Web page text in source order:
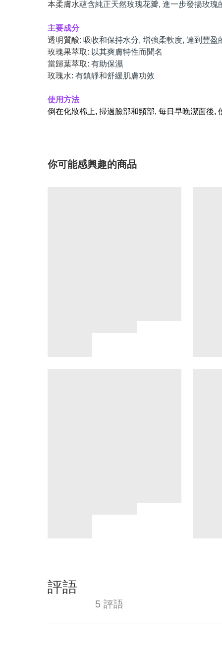
本柔膚水蘊含純正天然玫瑰花瓣, 進一步發揚玫
主要成分
透明質酸: 吸收和保持水分, 增強柔軟度, 達到豐盈
玫瑰果萃取: 以其爽膚特性而聞名
當歸葉萃取: 有助保濕
玫瑰水: 有鎮靜和舒緩肌膚功效
使用方法
倒在化妝棉上, 掃過臉部和頸部, 每日早晚潔面後,
你可能感興趣的商品
評語
5 評語